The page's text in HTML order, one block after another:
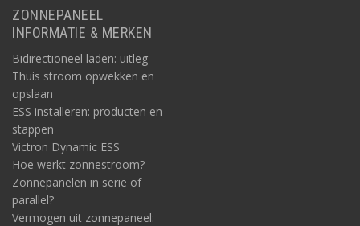
ZONNEPANEEL
INFORMATIE & MERKEN
Bidirectioneel laden: uitleg
Thuis stroom opwekken en
opslaan
ESS installeren: producten en
stappen
Victron Dynamic ESS
Hoe werkt zonnestroom?
Zonnepanelen in serie of
parallel?
Vermogen uit zonnepaneel: